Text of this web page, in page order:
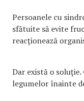
Persoanele cu
sfătuite să evite
reacționează
Dar există o
legumelor înainte